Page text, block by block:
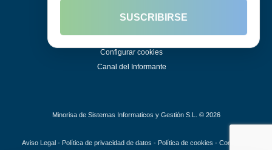
Política de privacidad
Política de cookies
Configurar cookies
Canal del Informante
Minorisa de Sistemas Informaticos y Gestión S.L. © 2026
Aviso Legal - Política de privacidad de datos - Política de cookies - Configurar
SUSCRIBIRSE